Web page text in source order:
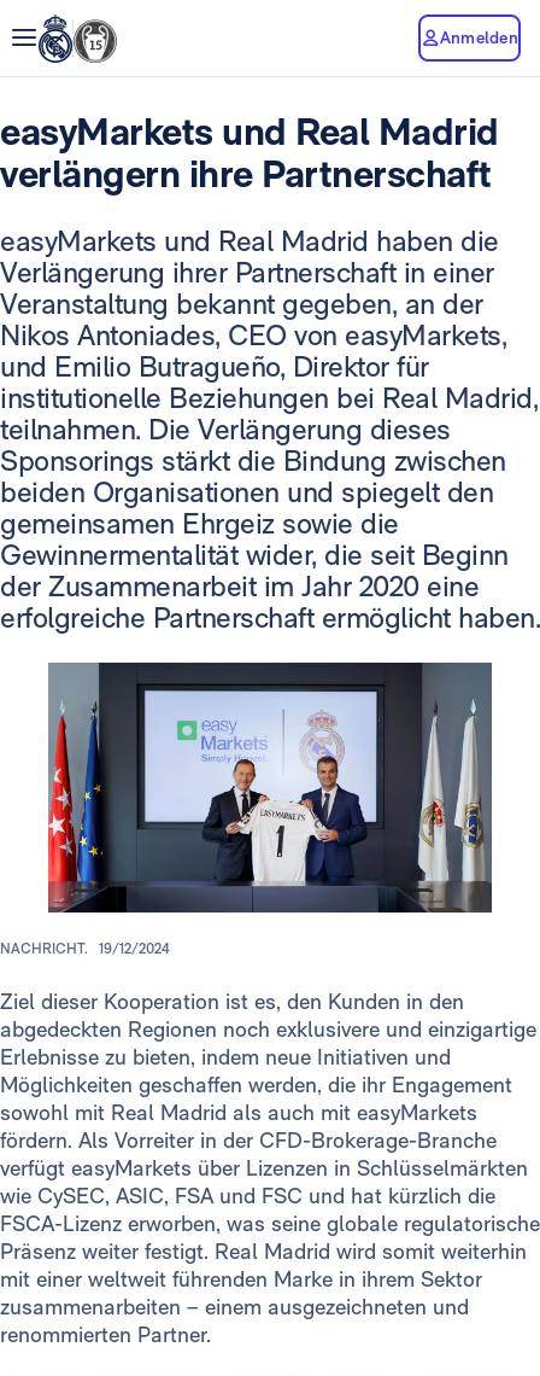
Anmelden
easyMarkets und Real Madrid
verlängern ihre Partnerschaft
easyMarkets und Real Madrid haben die
Verlängerung ihrer Partnerschaft in einer
Veranstaltung bekannt gegeben, an der
Nikos Antoniades, CEO von easyMarkets,
und Emilio Butragueño, Direktor für
institutionelle Beziehungen bei Real Madrid,
teilnahmen. Die Verlängerung dieses
Sponsorings stärkt die Bindung zwischen
beiden Organisationen und spiegelt den
gemeinsamen Ehrgeiz sowie die
Gewinnermentalität wider, die seit Beginn
der Zusammenarbeit im Jahr 2020 eine
erfolgreiche Partnerschaft ermöglicht haben.
NACHRICHT. 19/12/2024
Ziel dieser Kooperation ist es, den Kunden in den
abgedeckten Regionen noch exklusivere und einzigartige
Erlebnisse zu bieten, indem neue Initiativen und
Möglichkeiten geschaffen werden, die ihr Engagement
sowohl mit Real Madrid als auch mit easyMarkets
fördern. Als Vorreiter in der CFD-Brokerage-Branche
verfügt easyMarkets über Lizenzen in Schlüsselmärkten
wie CySEC, ASIC, FSA und FSC und hat kürzlich die
FSCA-Lizenz erworben, was seine globale regulatorische
Präsenz weiter festigt. Real Madrid wird somit weiterhin
mit einer weltweit führenden Marke in ihrem Sektor
zusammenarbeiten – einem ausgezeichneten und
renommierten Partner.